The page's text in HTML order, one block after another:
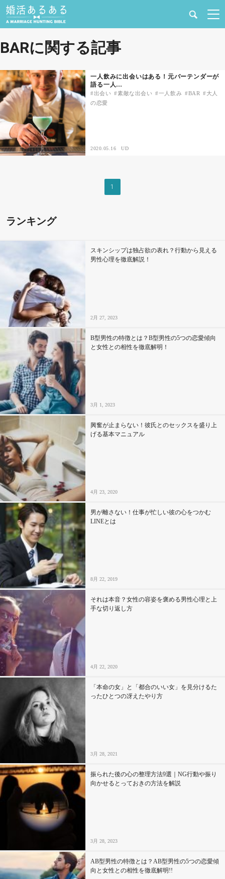
健康
恋愛の悩み
出会い
合コン・街コン
あるある
ドキドキ
仕事とキャリア
特集
占い・診断
ファッション・美容
グルメ
趣味・旅行
セックスライフ
不倫・だめ男
感動
心の処方箋
カルチャー・トレンド・芸能
驚き
BARに関する記事
一人飲みに出会いはある！元バーテンダーが
語る一人…
出会い 素敵な出会い 一人飲み BAR
大人
の恋愛
2020.05.16 UD
1
ランキング
スキンシップは独占欲の表れ？行動から見える
男性心理を徹底解説！
2月 27, 2023
B型男性の特徴とは？B型男性の5つの恋愛傾向
と女性との相性を徹底解明！
3月 1, 2023
興奮が止まらない！彼氏とのセックスを盛り上
げる基本マニュアル
4月 23, 2020
男が離さない！仕事が忙しい彼の心をつかむ
LINEとは
8月 22, 2019
それは本音？女性の容姿を褒める男性心理と上
手な切り返し方
4月 22, 2020
「本命の女」と「都合のいい女」を見分けるた
ったひとつの冴えたやり方
3月 28, 2021
振られた後の心の整理方法9選｜NG行動や振り
向かせるとっておきの方法を解説
3月 28, 2023
AB型男性の特徴とは？AB型男性の5つの恋愛傾
向と女性との相性を徹底解明!!